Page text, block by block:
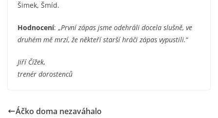
Šimek, Šmíd.
Hodnocení: „První zápas jsme odehráli docela slušně, ve
druhém mě mrzí, že někteří starší hráči zápas vypustili.“
Jiří Čížek,
trenér dorostenců
Áčko doma nezaváhalo